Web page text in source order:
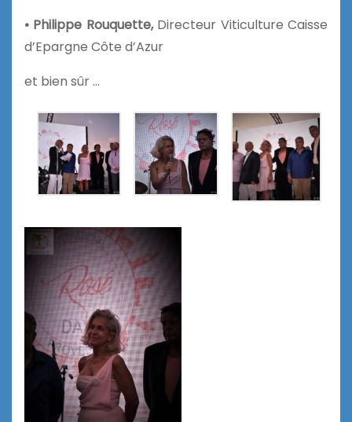
• Philippe Rouquette, Directeur Viticulture Caisse
d’Epargne Côte d’Azur
et bien sûr …